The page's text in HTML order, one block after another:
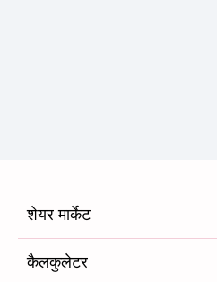
शेयर मार्केट
कैलकुलेटर